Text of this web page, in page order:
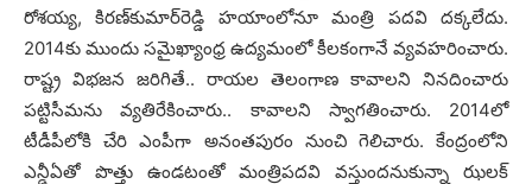
రోశ‌య్య‌, కిర‌ణ్‌కుమార్‌రెడ్డి హ‌యాంలోనూ మంత్రి ప‌ద‌వి ద‌క్క‌లేదు.
2014కు ముందు స‌మైఖ్యాంధ్ర ఉద్య‌మంలో కీల‌కంగానే వ్య‌వ‌హ‌రించారు.
రాష్ట్ర విభ‌జ‌న జ‌రిగితే.. రాయ‌ల తెలంగాణ కావాల‌ని నిన‌దించారు
ప‌ట్టిసీమ‌ను వ్య‌తిరేకించారు.. కావాల‌ని స్వాగ‌తించారు. 2014లో
టీడీపీలోకి చేరి ఎంపీగా అనంత‌పురం నుంచి గెలిచారు. కేంద్రంలోని
ఎన్డీఏతో పొత్తు ఉండ‌టంతో మంత్రిప‌ద‌వి వ‌స్తుంద‌నుకున్నా ఝ‌ల‌క్